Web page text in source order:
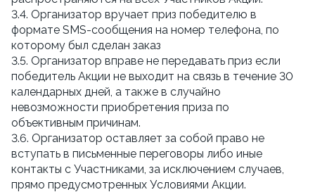
3.4. Организатор вручает приз победителю в
формате SMS-сообщения на номер телефона, по
которому был сделан заказ
3.5. Организатор вправе не передавать приз если
победитель Акции не выходит на связь в течение 30
календарных дней, а также в случайно
невозможности приобретения приза по
объективным причинам.
3.6. Организатор оставляет за собой право не
вступать в письменные переговоры либо иные
контакты с Участниками, за исключением случаев,
прямо предусмотренных Условиями Акции.